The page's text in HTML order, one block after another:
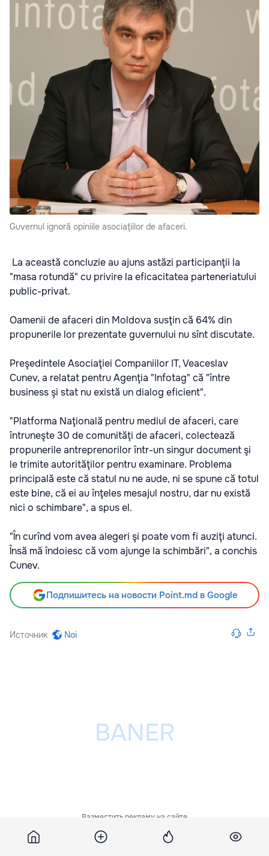
Guvernul ignoră opiniile asociaţiilor de afaceri.
La această concluzie au ajuns astăzi participanţii la
"masa rotundă" cu privire la eficacitatea parteneriatului
public-privat.
Oamenii de afaceri din Moldova susţin că 64% din
propunerile lor prezentate guvernului nu sînt discutate.
Preşedintele Asociaţiei Companiilor IT, Veaceslav
Cunev, a relatat pentru Agenţia "Infotag" că "între
business şi stat nu există un dialog eficient".
"Platforma Naţională pentru mediul de afaceri, care
întruneşte 30 de comunităţi de afaceri, colectează
propunerile antreprenorilor într-un singur document şi
le trimite autorităţilor pentru examinare. Problema
principală este că statul nu ne aude, ni se spune că totul
este bine, că ei au înţeles mesajul nostru, dar nu există
nici o schimbare", a spus el.
"În curînd vom avea alegeri şi poate vom fi auziţi atunci.
Însă mă îndoiesc că vom ajunge la schimbări", a conchis
Cunev.
Подпишитесь на новости Point.md в Google
Источник Noi
Разместить рекламу на сайте